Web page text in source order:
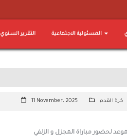
التقرير السنوي المسئولية الاجتماعية
11 November، 2025 كرة القدم
لحضور مباراة المجزل و الزلفي